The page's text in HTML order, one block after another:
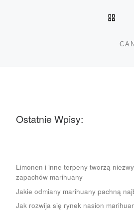
Ostatnie Wpisy:
Limonen i inne terpeny tworzą
zapachów marihuany
Jakie odmiany marihuany pachną
Jak rozwija się rynek nasion